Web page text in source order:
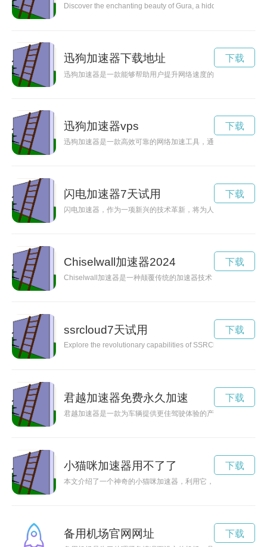
Discover the enchanting beauty of Gura, a hidden gem
迅狗加速器下载地址
迅狗加速器是一款能够帮助用户提升网络速度的工具，尤其适
下载
迅狗加速器vps
迅狗加速器是一款高效可靠的网络加速工具，通过优化网络连
下载
闪电加速器7天试用
闪电加速器，作为一项新兴的技术革新，将为人类带来更快速
下载
Chiselwall加速器2024
Chiselwall加速器是一种颠覆传统的加速器技术，能够极大提
下载
ssrcloud7天试用
Explore the revolutionary capabilities of SSRCloud, a
下载
君越加速器免费永久加速
君越加速器是一款为车辆提供更佳驾驶体验的产品。它通过提
下载
小猫咪加速器用不了了
本文介绍了一个神奇的小猫咪加速器，利用它，小猫咪的可爱
下载
备用机场官网网址 下载